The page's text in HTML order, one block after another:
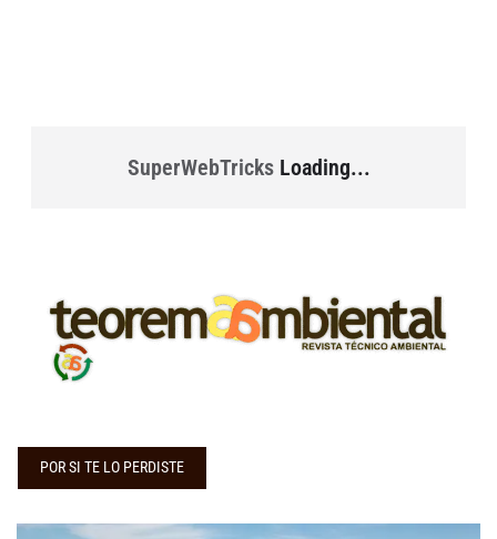
SuperWebTricksLoading...
POR SI TE LO PERDISTE